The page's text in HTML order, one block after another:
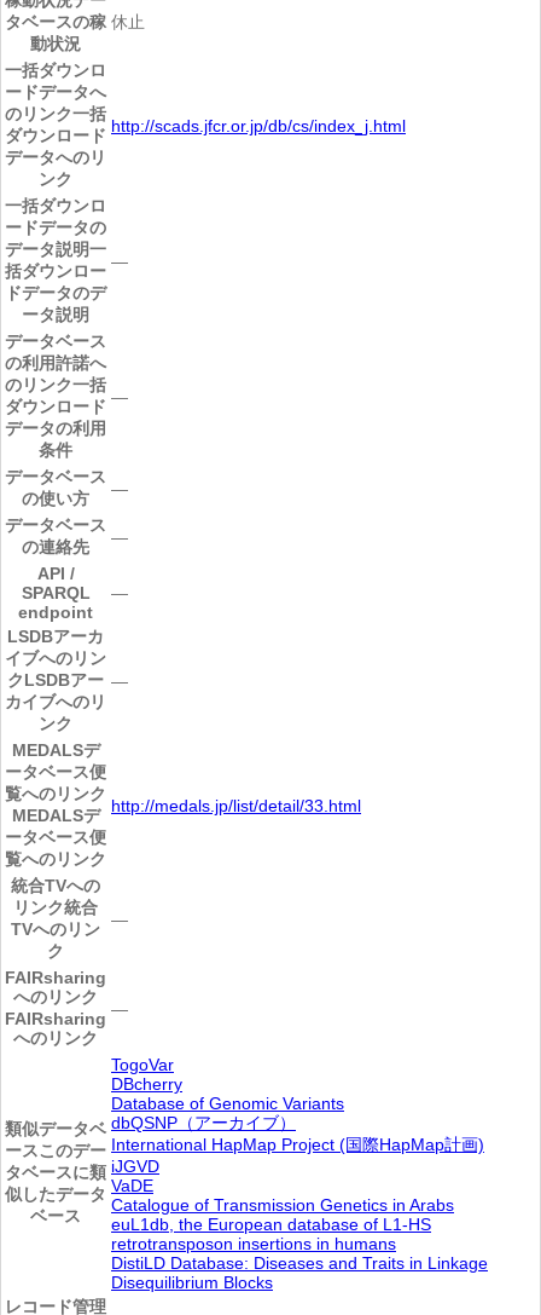
タベースの稼
動状況
休止
一括ダウンロ
ードデータへ
のリンク一括
ダウンロード
データへのリ
ンク
http://scads.jfcr.or.jp/db/cs/index_j.html
一括ダウンロ
ードデータの
データ説明一
括ダウンロー
ドデータのデ
ータ説明
―
データベース
の利用許諾へ
のリンク一括
ダウンロード
データの利用
条件
―
データベース
の使い方
―
データベース
の連絡先
―
API /
SPARQL
endpoint
―
LSDBアーカ
イブへのリン
クLSDBアー
カイブへのリ
ンク
―
MEDALSデ
ータベース便
覧へのリンク
MEDALSデ
ータベース便
覧へのリンク
http://medals.jp/list/detail/33.html
統合TVへの
リンク統合
TVへのリン
ク
―
FAIRsharing
へのリンク
FAIRsharing
へのリンク
―
類似データベ
ースこのデー
タベースに類
似したデータ
ベース
TogoVar
DBcherry
Database of Genomic Variants
dbQSNP（アーカイブ）
International HapMap Project (国際HapMap計画)
iJGVD
VaDE
Catalogue of Transmission Genetics in Arabs
euL1db, the European database of L1-HS
retrotransposon insertions in humans
DistiLD Database: Diseases and Traits in Linkage
Disequilibrium Blocks
レコード管理